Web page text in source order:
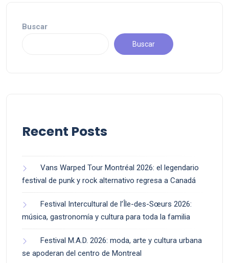
Buscar
Buscar
Recent Posts
Vans Warped Tour Montréal 2026: el legendario
festival de punk y rock alternativo regresa a Canadá
Festival Intercultural de l’Île-des-Sœurs 2026:
música, gastronomía y cultura para toda la familia
Festival M.A.D. 2026: moda, arte y cultura urbana
se apoderan del centro de Montreal